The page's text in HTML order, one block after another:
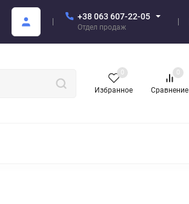
+38 063 607-22-05
Отдел продаж
Избранное
0
Сравнение
0